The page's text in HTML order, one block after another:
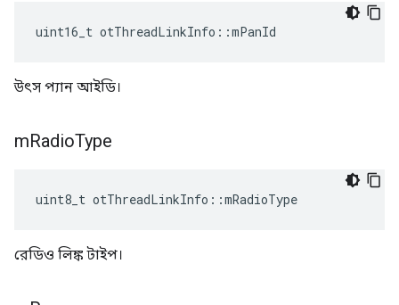
uint16_t otThreadLinkInfo ::mPanId
উৎস প্যান আইডি।
mRadioType
uint8_t otThreadLinkInfo ::mRadioType
রেডিও লিঙ্ক টাইপ।